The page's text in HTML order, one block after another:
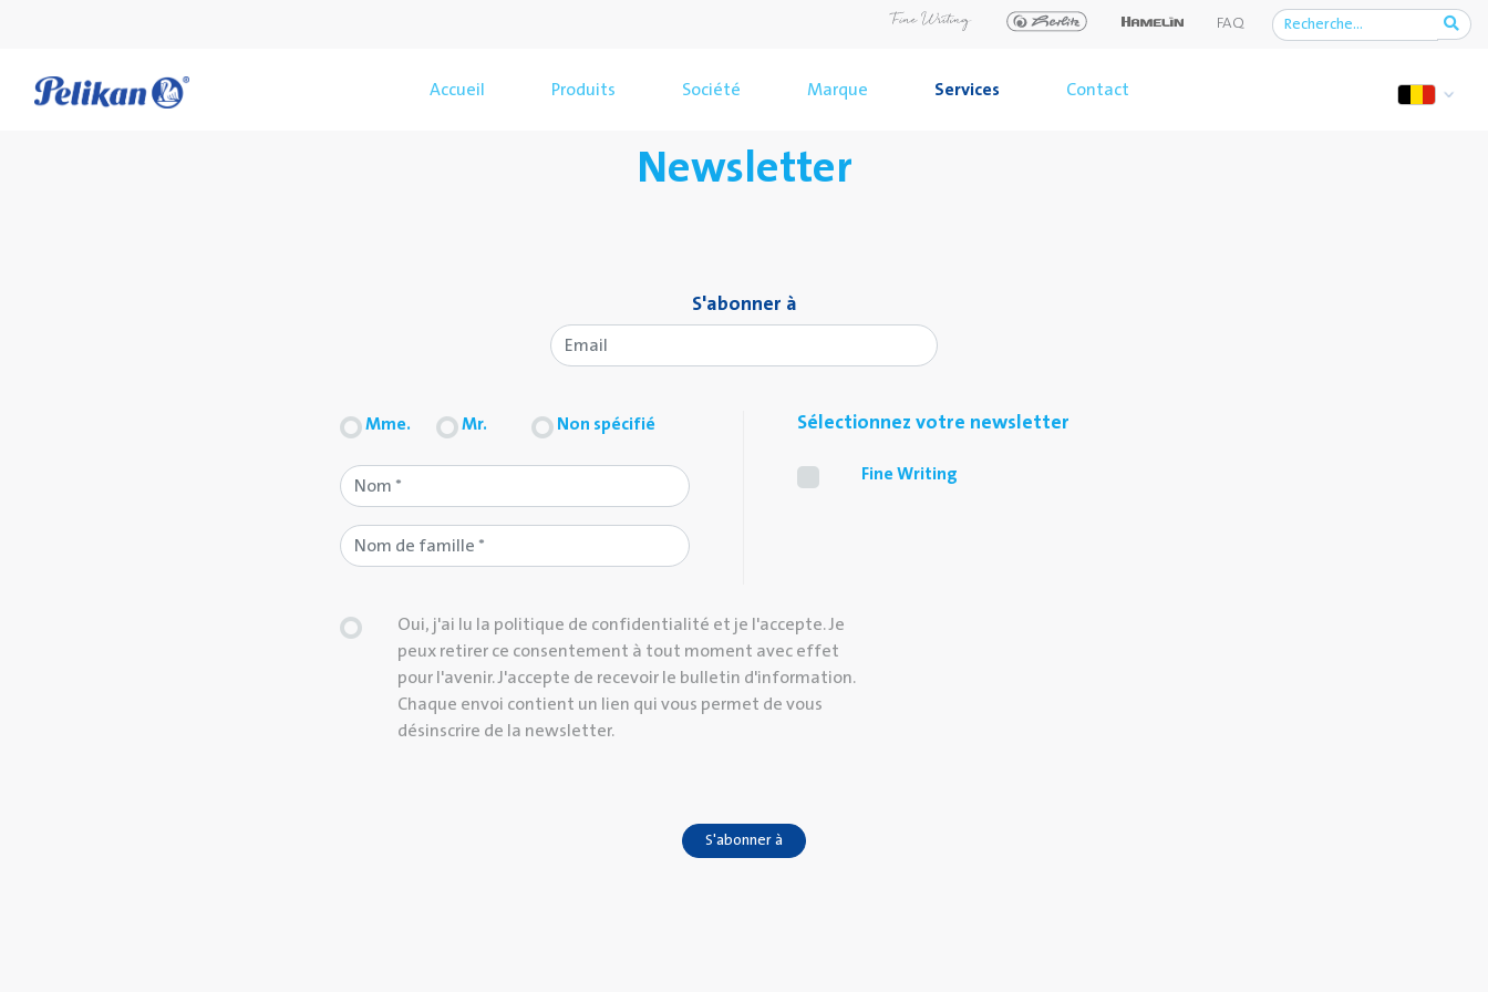
FAQ
Accueil Produits Société Marque Services Contact
Newsletter
S'abonner à
Mme. Mr. Non spécifié Sélectionnez votre newsletter
Fine Writing
Oui, j'ai lu la politique de confidentialité et je l'accepte. Je
peux retirer ce consentement à tout moment avec effet
pour l'avenir. J'accepte de recevoir le bulletin d'information.
Chaque envoi contient un lien qui vous permet de vous
désinscrire de la newsletter.
S'abonner à